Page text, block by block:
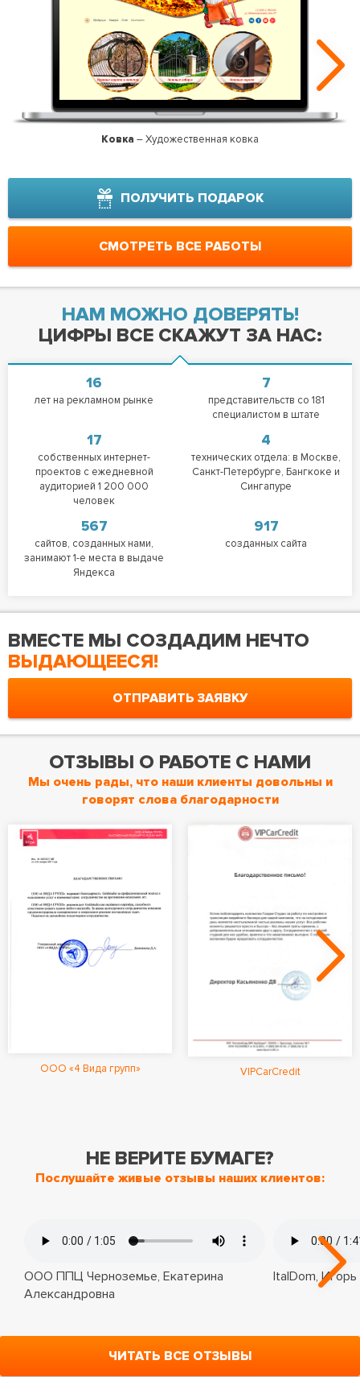
Ковка – Художественная ковка
ПОЛУЧИТЬ ПОДАРОК
СМОТРЕТЬ ВСЕ РАБОТЫ
НАМ МОЖНО ДОВЕРЯТЬ!
ЦИФРЫ ВСЕ СКАЖУТ ЗА НАС:
16
лет на рекламном рынке
7
представительств со 181
специалистом в штате
17
собственных интернет-
проектов с ежедневной
аудиторией 1 200 000
человек
4
технических отдела: в Москве,
Санкт-Петербурге, Бангкоке и
Сингапуре
567
сайтов, созданных нами,
занимают 1-е места в выдаче
Яндекса
917
созданных сайта
ВМЕСТЕ МЫ СОЗДАДИМ НЕЧТО
ВЫДАЮЩЕЕСЯ!
ОТПРАВИТЬ ЗАЯВКУ
ОТЗЫВЫ О РАБОТЕ С НАМИ
Мы очень рады, что наши клиенты довольны и
говорят слова благодарности
ООО «4 Вида групп» VIPCarCredit
НЕ ВЕРИТЕ БУМАГЕ?
Послушайте живые отзывы наших клиентов:
ООО ППЦ Черноземье, Екатерина
Александровна
ItalDom, Игорь
ЧИТАТЬ ВСЕ ОТЗЫВЫ